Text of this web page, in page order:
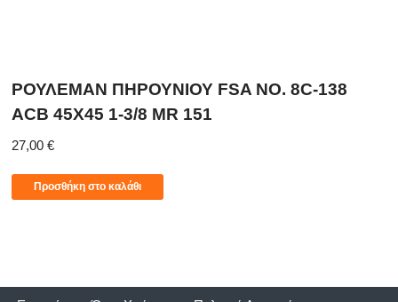
ΡΟΥΛΕΜΑΝ ΠΗΡΟΥΝΙΟΥ FSA NO. 8C-138
ACB 45X45 1-3/8 MR 151
27,00 €
Προσθήκη στο καλάθι